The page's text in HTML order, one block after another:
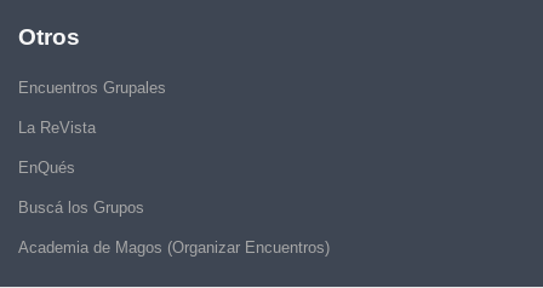
Otros
Encuentros Grupales
La ReVista
EnQués
Buscá los Grupos
Academia de Magos (Organizar Encuentros)